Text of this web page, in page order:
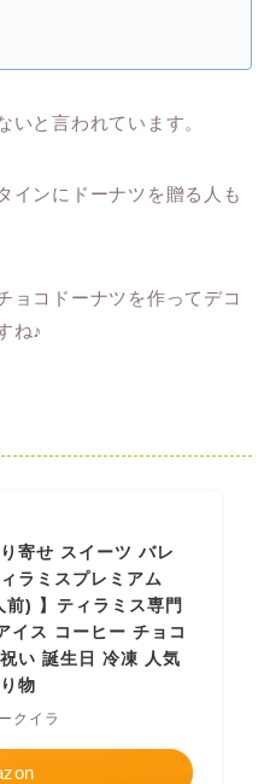
いと言われています。
インにドーナツを贈る人も
ョコドーナツを作ってデコ
ね♪
寄せ スイーツ バレ
ラミスプレミアム
) 】ティラミス専門
ス コーヒー チョコ
い 誕生日 冷凍 人気
物
クイラ